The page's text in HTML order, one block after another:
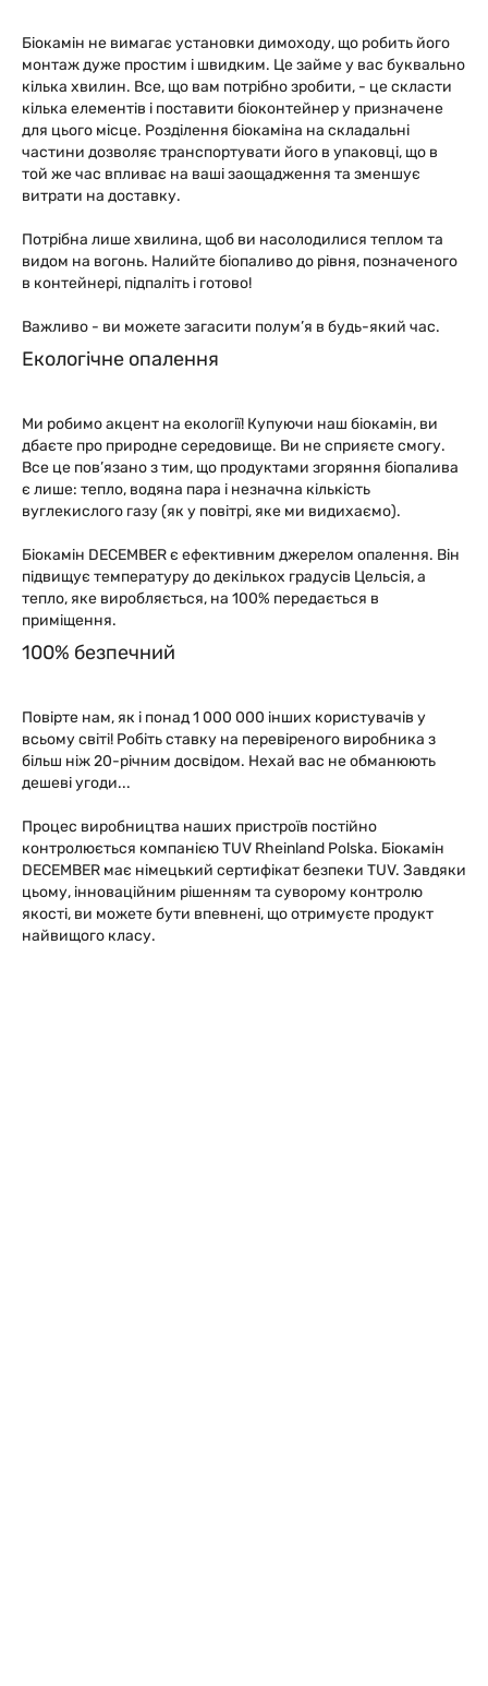
Біокамін не вимагає установки димоходу, що робить його
монтаж дуже простим і швидким. Це займе у вас буквально
кілька хвилин. Все, що вам потрібно зробити, - це скласти
кілька елементів і поставити біоконтейнер у призначене
для цього місце. Розділення біокаміна на складальні
частини дозволяє транспортувати його в упаковці, що в
той же час впливає на ваші заощадження та зменшує
витрати на доставку.
Потрібна лише хвилина, щоб ви насолодилися теплом та
видом на вогонь. Налийте біопаливо до рівня, позначеного
в контейнері, підпаліть і готово!
Важливо - ви можете загасити полум’я в будь-який час.
Екологічне опалення
Ми робимо акцент на екології! Купуючи наш біокамін, ви
дбаєте про природне середовище. Ви не сприяєте смогу.
Все це пов’язано з тим, що продуктами згоряння біопалива
є лише: тепло, водяна пара і незначна кількість
вуглекислого газу (як у повітрі, яке ми видихаємо).
Біокамін DEСEMВER є ефективним джерелом опалення. Він
підвищує температуру до декількох градусів Цельсія, а
тепло, яке виробляється, на 100% передається в
приміщення.
100% безпечний
Повірте нам, як і понад 1 000 000 інших користувачів у
всьому світі! Робіть ставку на перевіреного виробника з
більш ніж 20-річним досвідом. Нехай вас не обманюють
дешеві угоди...
Процес виробництва наших пристроїв постійно
контролюється компанією TUV Rheinland Polska. Біокамін
DEСEMВER має німецький сертифікат безпеки TUV. Завдяки
цьому, інноваційним рішенням та суворому контролю
якості, ви можете бути впевнені, що отримуєте продукт
найвищого класу.